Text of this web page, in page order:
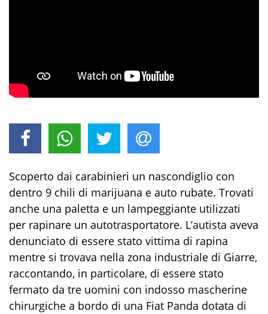
Scoperto dai carabinieri un nascondiglio con
dentro 9 chili di marijuana e auto rubate. Trovati
anche una paletta e un lampeggiante utilizzati
per rapinare un autotrasportatore. L’autista aveva
denunciato di essere stato vittima di rapina
mentre si trovava nella zona industriale di Giarre,
raccontando, in particolare, di essere stato
fermato da tre uomini con indosso mascherine
chirurgiche a bordo di una Fiat Panda dotata di